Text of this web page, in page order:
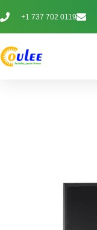
+1 737 702 0119